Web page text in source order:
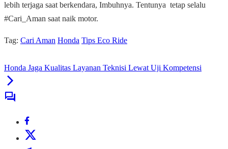
lebih terjaga saat berkendara, Imbuhnya. Tentunya tetap selalu
#Cari_Aman saat naik motor.
Tag: Cari Aman Honda Tips Eco Ride
Honda Jaga Kualitas Layanan Teknisi Lewat Uji Kompetensi